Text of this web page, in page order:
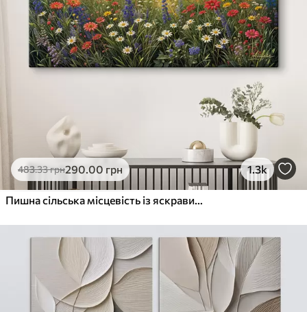
483.33грн290.00 грн 1.3k
Пишна сільська місцевість із яскравим лугом диких квітів, наповненим різнокольоровими квітами під хмарним небом